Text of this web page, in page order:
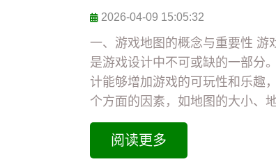
2026-04-09 15:05:32
一、游戏地图的概念与重要性 游
是游戏设计中不可或缺的一部分
计能够增加游戏的可玩性和乐趣
个方面的因素，如地图的大小、
阅读更多